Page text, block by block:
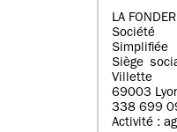
LA
Simplifiée
Siège
Villette
69003
338 699
Activité :